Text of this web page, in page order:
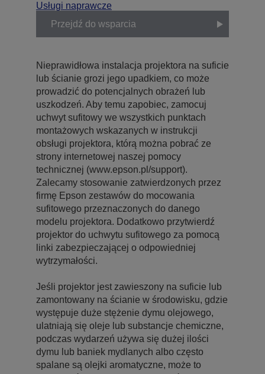
Usługi naprawcze
Przejdź do wsparcia
Nieprawidłowa instalacja projektora na suficie
lub ścianie grozi jego upadkiem, co może
prowadzić do potencjalnych obrażeń lub
uszkodzeń. Aby temu zapobiec, zamocuj
uchwyt sufitowy we wszystkich punktach
montażowych wskazanych w instrukcji
obsługi projektora, którą można pobrać ze
strony internetowej naszej pomocy
technicznej (www.epson.pl/support).
Zalecamy stosowanie zatwierdzonych przez
firmę Epson zestawów do mocowania
sufitowego przeznaczonych do danego
modelu projektora. Dodatkowo przytwierdź
projektor do uchwytu sufitowego za pomocą
linki zabezpieczającej o odpowiedniej
wytrzymałości.
Jeśli projektor jest zawieszony na suficie lub
zamontowany na ścianie w środowisku, gdzie
występuje duże stężenie dymu olejowego,
ulatniają się oleje lub substancje chemiczne,
podczas wydarzeń używa się dużej ilości
dymu lub baniek mydlanych albo często
spalane są olejki aromatyczne, może to